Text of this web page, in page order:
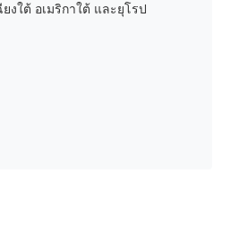
งใต้ อเมริกาใต้ และยุโรป